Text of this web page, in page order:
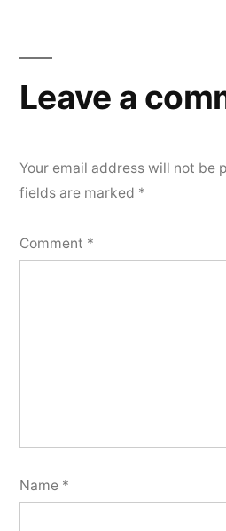
Leave a
Your email address will not be
fields are marked *
Comment *
Name *